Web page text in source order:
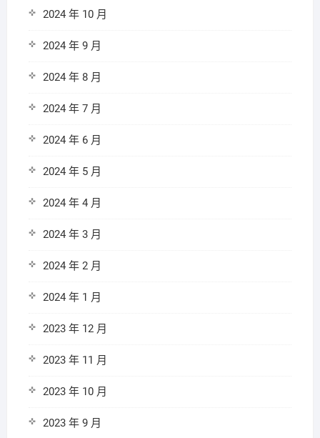
2024 年 10 月
2024 年 9 月
2024 年 8 月
2024 年 7 月
2024 年 6 月
2024 年 5 月
2024 年 4 月
2024 年 3 月
2024 年 2 月
2024 年 1 月
2023 年 12 月
2023 年 11 月
2023 年 10 月
2023 年 9 月